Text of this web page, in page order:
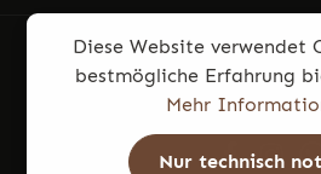
Diese Website verwendet
bestmögliche Erfahrung
Mehr
Nur technisch